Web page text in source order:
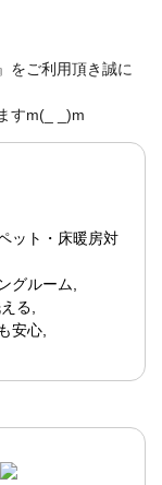
をご利用頂き誠に
すm(_ _)m
ット・床暖房対
グルーム
る
安心